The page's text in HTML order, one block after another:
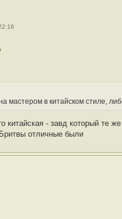
а
н
ф
о
м
мастером в китайском стиле,
китайская - завд который те
отличные были